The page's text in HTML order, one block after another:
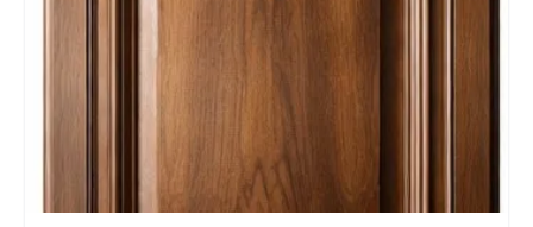
automatyczne korekty parametrów umożliwiają utrzymanie
na rynku.